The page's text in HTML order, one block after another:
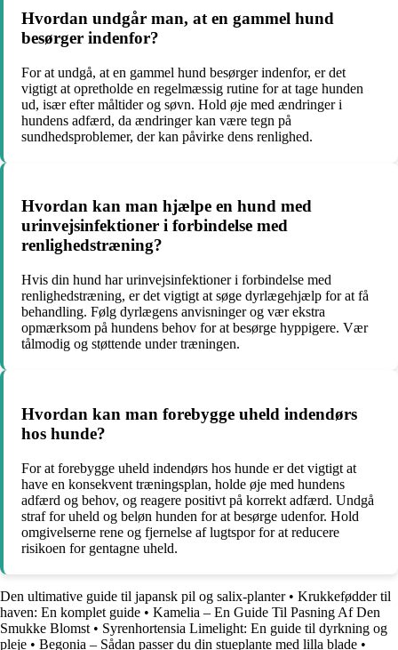
Hvordan undgår man, at en gammel hund
besørger indenfor?
For at undgå, at en gammel hund besørger indenfor, er det
vigtigt at opretholde en regelmæssig rutine for at tage hunden
ud, især efter måltider og søvn. Hold øje med ændringer i
hundens adfærd, da ændringer kan være tegn på
sundhedsproblemer, der kan påvirke dens renlighed.
Hvordan kan man hjælpe en hund med
urinvejsinfektioner i forbindelse med
renlighedstræning?
Hvis din hund har urinvejsinfektioner i forbindelse med
renlighedstræning, er det vigtigt at søge dyrlægehjælp for at få
behandling. Følg dyrlægens anvisninger og vær ekstra
opmærksom på hundens behov for at besørge hyppigere. Vær
tålmodig og støttende under træningen.
Hvordan kan man forebygge uheld indendørs
hos hunde?
For at forebygge uheld indendørs hos hunde er det vigtigt at
have en konsekvent træningsplan, holde øje med hundens
adfærd og behov, og reagere positivt på korrekt adfærd. Undgå
straf for uheld og beløn hunden for at besørge udenfor. Hold
omgivelserne rene og fjernelse af lugtspor for at reducere
risikoen for gentagne uheld.
Den ultimative guide til japansk pil og salix-planter• Krukkefødder til
haven: En komplet guide • Kamelia – En Guide Til Pasning Af Den
Smukke Blomst • Syrenhortensia Limelight: En guide til dyrkning og
pleje • Begonia – Sådan passer du din stueplante med lilla blade •